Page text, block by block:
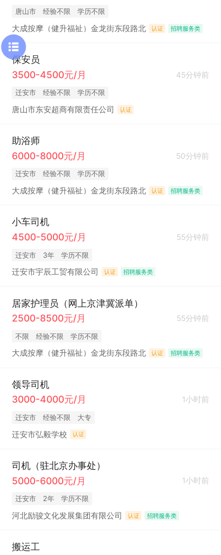
唐山市 经验不限 学历不限
大成按摩（健升福祉）金龙街东段路北 认证 招聘服务类
保安员
3500-4500元/月
45分钟前
迁安市 经验不限 学历不限
唐山市东安超商有限责任公司 认证
助浴师
6000-8000元/月
50分钟前
迁安市 经验不限 学历不限
大成按摩（健升福祉）金龙街东段路北 认证 招聘服务类
小车司机
4500-5000元/月
55分钟前
迁安市 3年 学历不限
迁安市宇辰工贸有限公司 认证 招聘服务类
居家护理员（网上京津冀派单）
2500-8500元/月
55分钟前
不限 经验不限 学历不限
大成按摩（健升福祉）金龙街东段路北 认证 招聘服务类
领导司机
3000-4000元/月
1小时前
迁安市 经验不限 大专
迁安市弘毅学校 认证
司机（驻北京办事处）
5000-6000元/月
1小时前
迁安市 2年 学历不限
河北励骏文化发展集团有限公司 认证 招聘服务类
搬运工